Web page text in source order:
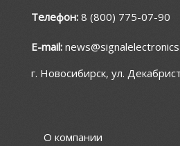
Телефон: 8 (800) 775-07-90
E-mail:
г. Новосибирск, ул.
О компании